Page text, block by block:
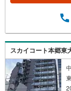
スカイコート本郷東